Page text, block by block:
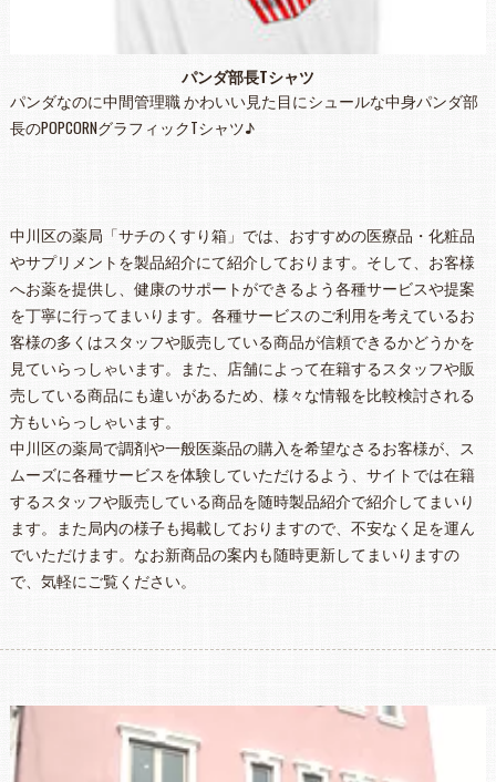
パンダ部長Tシャツ
パンダなのに中間管理職 かわいい見た目にシュールな中身パンダ部
長のPOPCORNグラフィックTシャツ♪
中川区の薬局「サチのくすり箱」では、おすすめの医療品・化粧品
やサプリメントを製品紹介にて紹介しております。そして、お客様
へお薬を提供し、健康のサポートができるよう各種サービスや提案
を丁寧に行ってまいります。各種サービスのご利用を考えているお
客様の多くはスタッフや販売している商品が信頼できるかどうかを
見ていらっしゃいます。また、店舗によって在籍するスタッフや販
売している商品にも違いがあるため、様々な情報を比較検討される
方もいらっしゃいます。
中川区の薬局で調剤や一般医薬品の購入を希望なさるお客様が、ス
ムーズに各種サービスを体験していただけるよう、サイトでは在籍
するスタッフや販売している商品を随時製品紹介で紹介してまいり
ます。また局内の様子も掲載しておりますので、不安なく足を運ん
でいただけます。なお新商品の案内も随時更新してまいりますの
で、気軽にご覧ください。